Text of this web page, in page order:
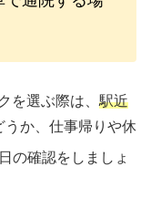
を選ぶ際は、 駅近
うか、仕事帰りや休
日の確認をしましょ